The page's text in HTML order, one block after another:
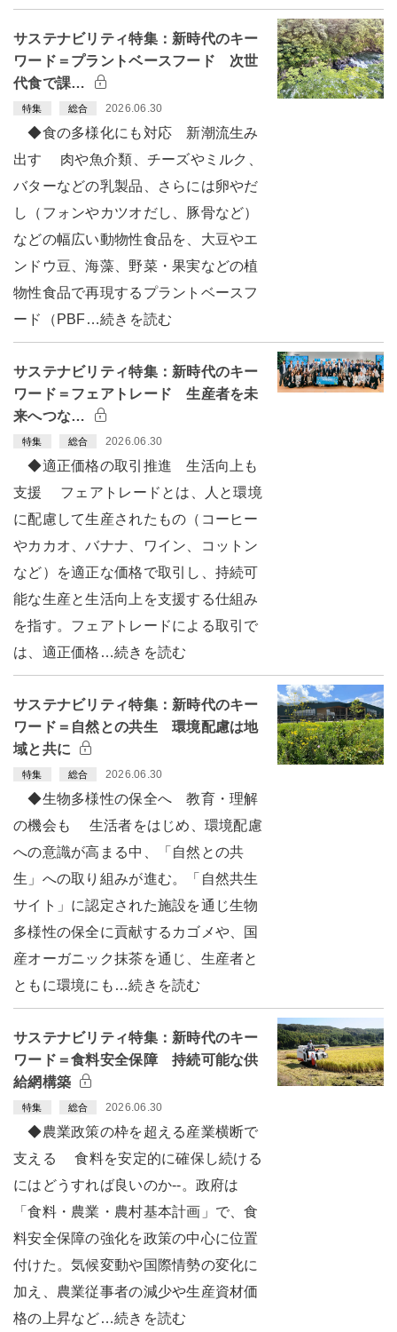
サステナビリティ特集：新時代のキー
ワード＝プラントベースフード 次世
代食で課…
特集 総合 2026.06.30
◆食の多様化にも対応 新潮流生み
出す 肉や魚介類、チーズやミルク、
バターなどの乳製品、さらには卵やだ
し（フォンやカツオだし、豚骨など）
などの幅広い動物性食品を、大豆やエ
ンドウ豆、海藻、野菜・果実などの植
物性食品で再現するプラントベースフ
ード（PBF…続きを読む
サステナビリティ特集：新時代のキー
ワード＝フェアトレード 生産者を未
来へつな…
特集 総合 2026.06.30
◆適正価格の取引推進 生活向上も
支援 フェアトレードとは、人と環境
に配慮して生産されたもの（コーヒー
やカカオ、バナナ、ワイン、コットン
など）を適正な価格で取引し、持続可
能な生産と生活向上を支援する仕組み
を指す。フェアトレードによる取引で
は、適正価格…続きを読む
サステナビリティ特集：新時代のキー
ワード＝自然との共生 環境配慮は地
域と共に
特集 総合 2026.06.30
◆生物多様性の保全へ 教育・理解
の機会も 生活者をはじめ、環境配慮
への意識が高まる中、「自然との共
生」への取り組みが進む。「自然共生
サイト」に認定された施設を通じ生物
多様性の保全に貢献するカゴメや、国
産オーガニック抹茶を通じ、生産者と
ともに環境にも…続きを読む
サステナビリティ特集：新時代のキー
ワード＝食料安全保障 持続可能な供
給網構築
特集 総合 2026.06.30
◆農業政策の枠を超える産業横断で
支える 食料を安定的に確保し続ける
にはどうすれば良いのか--。政府は
「食料・農業・農村基本計画」で、食
料安全保障の強化を政策の中心に位置
付けた。気候変動や国際情勢の変化に
加え、農業従事者の減少や生産資材価
格の上昇など…続きを読む